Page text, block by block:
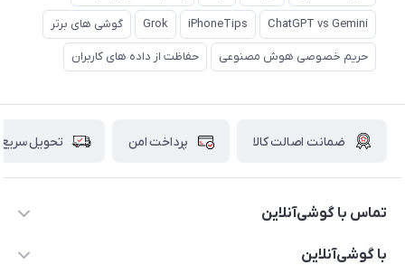
ChatGPT vs Gemini
iPhoneTips
Grok گوشی های برتر
حریم خصوصی هوش مصنوعی حفاظت از داده های کاربران
ضمانت اصالت کالا پرداخت امن تحویل سریع
تماس با گوشی‌آنلاین
۰۲۱91001221
با گوشی‌آنلاین